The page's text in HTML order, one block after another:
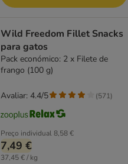
Wild Freedom Fillet Snacks
para gatos
Pack económico: 2 x Filete de
frango (100 g)
Preço individual8,58 €
7,49 €
37,45 € / kg
Avaliar: 4.4/5 (571)